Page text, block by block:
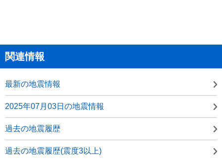
関連情報
最新の地震情報
2025年07月03日の地震情報
過去の地震履歴
過去の地震履歴(震度3以上)